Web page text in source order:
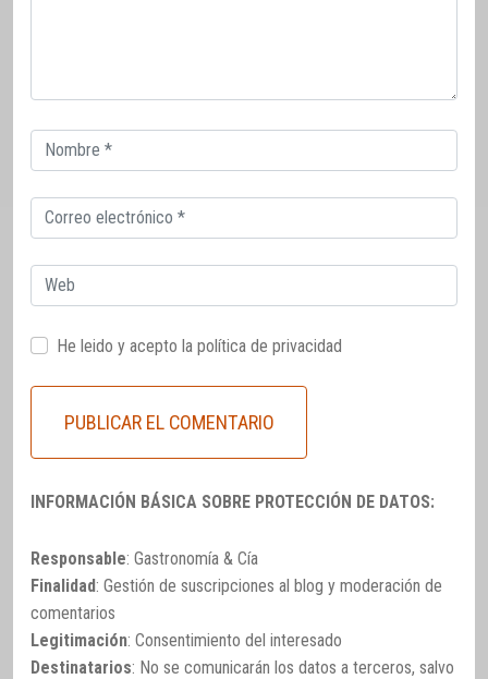
Correo
electrónico
Correo
electrónico
Web
He leido y acepto la política de privacidad
INFORMACIÓN BÁSICA SOBRE PROTECCIÓN DE DATOS:
Responsable: Gastronomía & Cía
Finalidad: Gestión de suscripciones al blog y moderación de
comentarios
Legitimación: Consentimiento del interesado
Destinatarios: No se comunicarán los datos a terceros, salvo